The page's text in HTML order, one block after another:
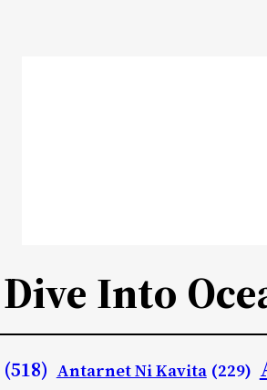
Dive Into
(518) Antarnet Ni Kavita (229)